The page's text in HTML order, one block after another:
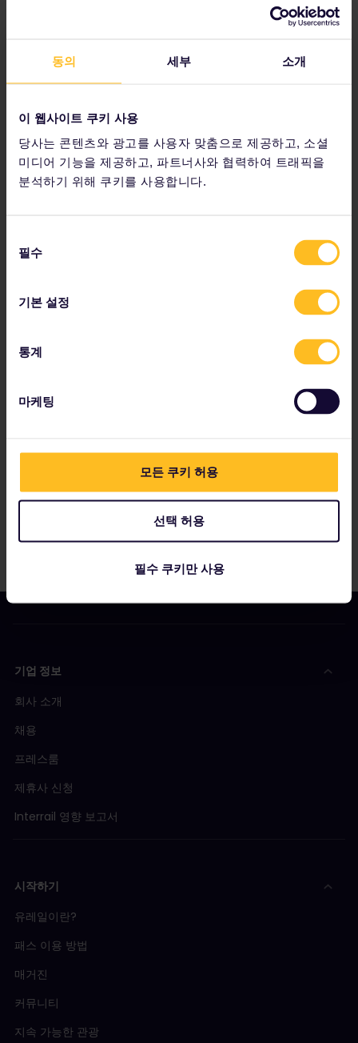
동의 세부 소개
이 웹사이트 쿠키 사용
당사는 콘텐츠와 광고를 사용자 맞춤으로 제공하고, 소셜
미디어 기능을 제공하고, 파트너사와 협력하여 트래픽을
분석하기 위해 쿠키를 사용합니다.
필수
기본 설정
통계
마케팅
모든 쿠키 허용
선택 허용
필수 쿠키만 사용
내셔널 지오그래픽의 디지털 개발 및 여행, 지도 부문 이사인 Frank
이 방문하는 지역의 문화와 역사에 깊은 조예를 가질 수 있도록 지원
합니다. 내셔널 지오그래픽의 온라인 계정 팔로워들은 호기심을 가
지고 세상을 새롭고 놀라운 방식으로 탐험하기 위해 한 걸음 더 나아
험을 즐기는 중국인 관광객들에게 새로운 방식의 열차 여행을 소개
하게 되어 너무나 기대가 됩니다. 이 새로운 여정은 중국인 관광객들
이 유럽의 뛰어난 열차 네트워크를 통해 유럽의 놀라운 문화 유산을
발견하고 경험할 수 있도록 도와드립니다."
중국인 여행자들의 경우, 남부 및 지중해 지역 유럽에서는 이탈리아
가 가장 매력적인 여행지로 손꼽히며, 중부 및 서부 유럽에서는 체코
유레일 패스는 최대 11개월 전에 예약할 수 있으며 최대 유럽 28개국
에서 사용이 가능합니다. 자세하 정보는 유레일 웹사이트
https://eurail.fliggy.hk/
기업 정보
회사 소개
채용
프레스룸
제휴사 신청
Interrail 영향 보고서
시작하기
유레일이란?
패스 이용 방법
매거진
커뮤니티
지속 가능한 관광